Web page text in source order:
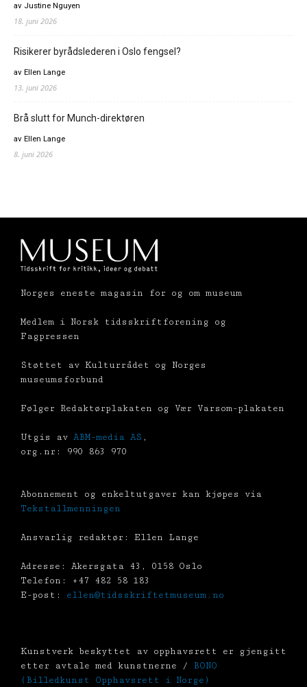
av Justine Nguyen
18. juni 2026
Risikerer byrådslederen i Oslo fengsel?
av Ellen Lange
13. juni 2026
Brå slutt for Munch-direktøren
av Ellen Lange
8. juni 2026
Norges eneste magasin for og om museum
Medlem i Norsk tidsskriftforening og
Fagpressen
Støttet av Kulturrådet og Norges
museumsforbund
Følger Redaktørplakaten og Vær Varsom-plakaten
Utgis av ABM-media AS ,
org.nr: 990 863 970
Abonnement og enkeltutgaver kan kjøpes via
Tekstallmenningen
Ansvarlig redaktør: Ellen Lange
Adresse: Akersgata 43, 0158 Oslo
Telefon: +47 482 58 183
E-post: ellen@tidsskriftetmuseum.no
Kunstverk beskyttet av opphavsrett er gjengitt
etter avtale med kunstnerne / BONO
(Billedkunst Opphavsrett i Norge)